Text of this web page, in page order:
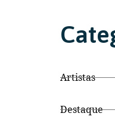
Artistas
Destaque